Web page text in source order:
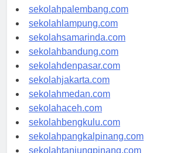
sekolahriau.com
sekolahpalembang.com
sekolahlampung.com
sekolahsamarinda.com
sekolahbandung.com
sekolahdenpasar.com
sekolahjakarta.com
sekolahmedan.com
sekolahaceh.com
sekolahbengkulu.com
sekolahpangkalpinang.com